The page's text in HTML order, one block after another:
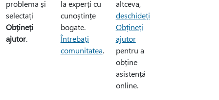
problema și
selectați
Obțineți
ajutor.
la experți cu
cunoștințe
bogate.
Întrebați
comunitatea.
altceva,
deschideți
Obțineți
ajutor
pentru a
obține
asistență
online.